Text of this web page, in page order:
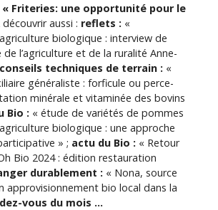
« Friteries: une opportunité pour le
aussi : reflets : «
biologique : interview de
l’agriculture et de la ruralité Anne-
conseils techniques de terrain : «
généraliste : forficule ou perce-
minérale et vitaminée des bovins
Bio : « étude de variétés de pommes
biologique : une approche
» ; actu du Bio : « Retour
Bio 2024 : édition restauration
durablement : « Nona, source
approvisionnement bio local dans la
vous du mois …